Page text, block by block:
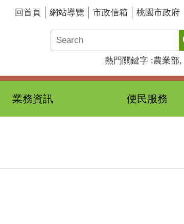
回首頁 網站導覽 市政信箱 桃園市政府
熱門關鍵字 農業部
業務資訊 便民服務